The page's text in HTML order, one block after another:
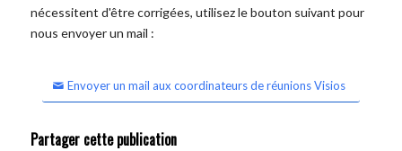
nécessitent d'être corrigées, utilisez le bouton suivant pour
nous envoyer un mail :
Envoyer un mail aux coordinateurs de réunions Visios
Partager cette publication